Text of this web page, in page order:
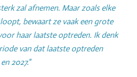
zal afnemen. Maar zoals elke
bewaart ze vaak een grote
haar laatste optreden. Ik denk
van dat laatste optreden
2027."